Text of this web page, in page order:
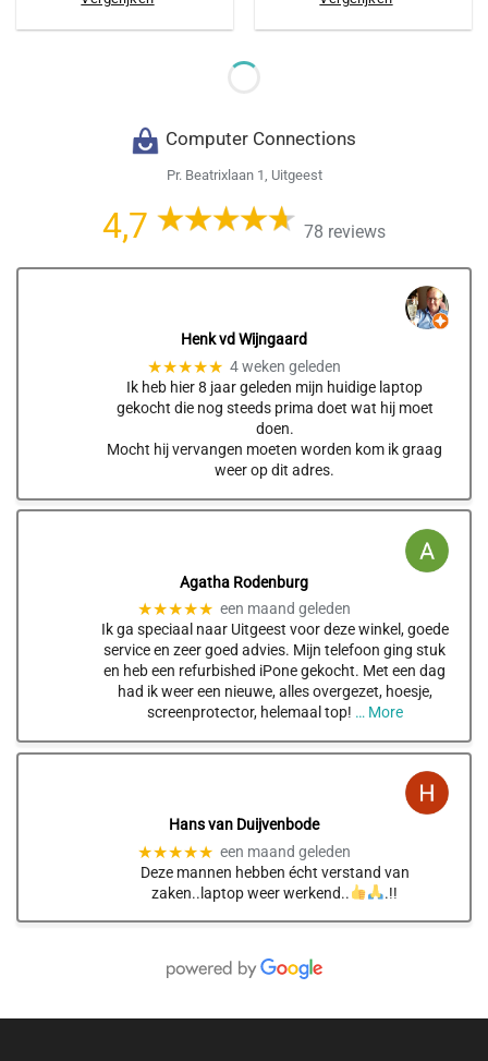
Computer Connections
Pr. Beatrixlaan 1, Uitgeest
4,7 78 reviews
Henk vd Wijngaard
★★★★★ 4 weken geleden
Ik heb hier 8 jaar geleden mijn huidige laptop
gekocht die nog steeds prima doet wat hij moet
doen.
Mocht hij vervangen moeten worden kom ik graag
weer op dit adres.
Agatha Rodenburg
★★★★★ een maand geleden
Ik ga speciaal naar Uitgeest voor deze winkel, goede
service en zeer goed advies. Mijn telefoon ging stuk
en heb een refurbished iPone gekocht. Met een dag
had ik weer een nieuwe, alles overgezet, hoesje,
screenprotector, helemaal top! … More
Hans van Duijvenbode
★★★★★ een maand geleden
Deze mannen hebben écht verstand van
zaken..laptop weer werkend..
.!!